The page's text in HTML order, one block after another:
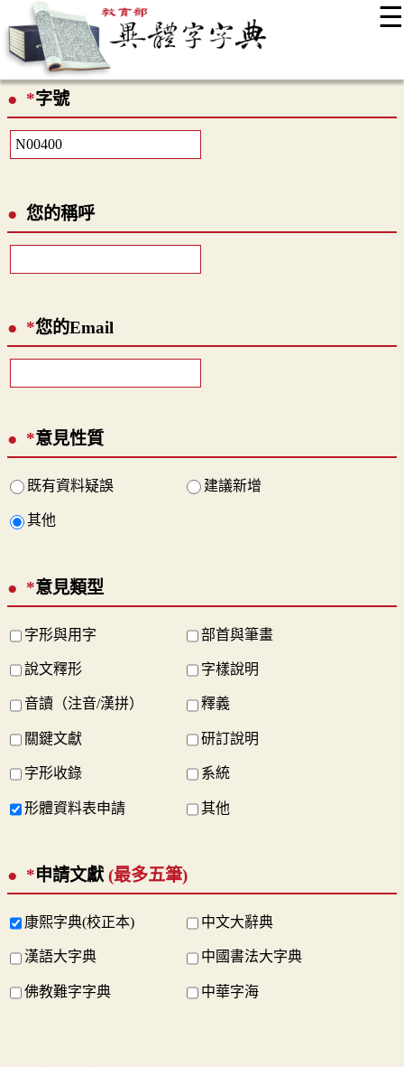
☰
最新消息
*字號
您的稱呼
*您的Email
*意見性質
既有資料疑誤 建議新增
其他
*意見類型
字形與用字 部首與筆畫
說文釋形 字樣說明
音讀（注音/漢拼） 釋義
關鍵文獻 研訂說明
字形收錄 系統
形體資料表申請 其他
*申請文獻(最多五筆)
康熙字典(校正本) 中文大辭典
漢語大字典 中國書法大字典
佛教難字字典 中華字海